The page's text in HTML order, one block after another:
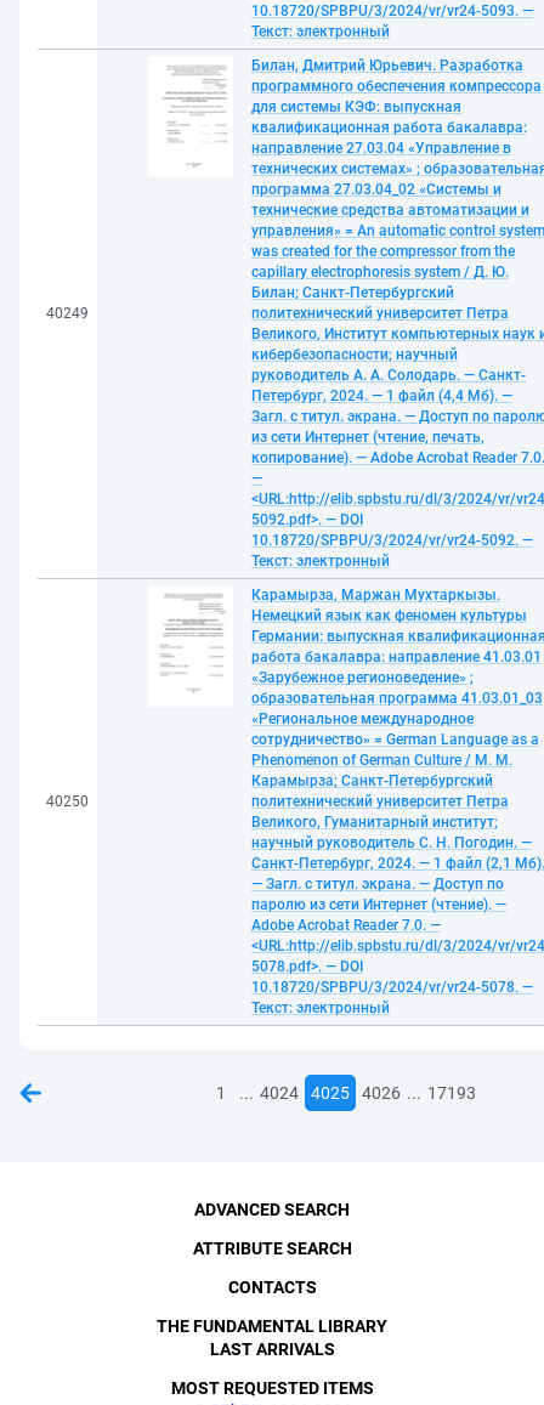
10.18720/SPBPU/3/2024/vr/vr24-5093. —
Текст: электронный
40249
Билан, Дмитрий Юрьевич. Разработка
программного обеспечения компрессора
для системы КЭФ: выпускная
квалификационная работа бакалавра:
направление 27.03.04 «Управление в
технических системах» ;
программа 27.03.04_02 «Системы и
технические средства автоматизации и
управления» = An automatic control system
was created for the compressor from the
capillary electrophoresis system / Д. Ю.
Билан; Санкт-Петербургский
политехнический университет Петра
Великого, Институт компьютерных наук
кибербезопасности; научный
руководитель А. А. Солодарь. — Санкт-
Петербург, 2024. — 1 файл (4,4 Мб). —
Загл. с титул. экрана. — Доступ по
из сети Интернет (чтение, печать,
копирование). — Adobe Acrobat Reader 7.0.
—
<URL:http://elib.spbstu.ru/dl/3/2024/vr/
5092.pdf>. — DOI
10.18720/SPBPU/3/2024/vr/vr24-5092. —
Текст: электронный
40250
Карамырза, Маржан Мухтаркызы.
Немецкий язык как феномен культуры
Германии: выпускная
работа бакалавра: направление 41.03.01
«Зарубежное регионоведение» ;
образовательная программа 41.03.01_03
«Региональное международное
сотрудничество» = German Language as a
Phenomenon of German Culture / М. М.
Карамырза; Санкт-Петербургский
политехнический университет Петра
Великого, Гуманитарный институт;
научный руководитель С. Н. Погодин. —
Санкт-Петербург, 2024. — 1 файл (2,1 Мб).
— Загл. с титул. экрана. — Доступ по
паролю из сети Интернет (чтение). —
Adobe Acrobat Reader 7.0. —
<URL:http://elib.spbstu.ru/dl/3/2024/vr/
5078.pdf>. — DOI
10.18720/SPBPU/3/2024/vr/vr24-5078. —
Текст: электронный
1 ... 4024 4025 4026 ... 17193
ADVANCED SEARCH
ATTRIBUTE SEARCH
CONTACTS
THE FUNDAMENTAL LIBRARY
LAST ARRIVALS
MOST REQUESTED ITEMS